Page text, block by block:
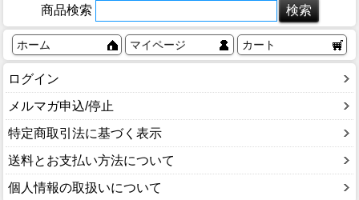
商品検索
ホーム マイページ カート
ログイン
メルマガ申込/停止
特定商取引法に基づく表示
送料とお支払い方法について
個人情報の取扱いについて